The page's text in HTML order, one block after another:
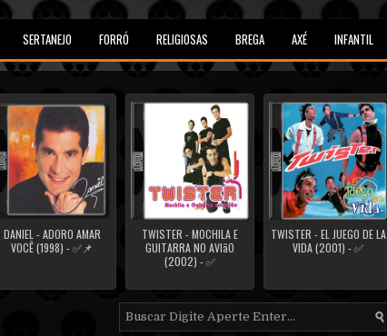
SERTANEJO FORRÓ RELIGIOSAS BREGA AXÉ INFANTIL
DANIEL - ADORO AMAR
VOCÊ (1998) - ✅📌
TWISTER - MOCHILA E
GUITARRA NO AVIãO
(2002) - ✅
TWISTER - EL JUEGO DE LA
VIDA (2001) - ✅